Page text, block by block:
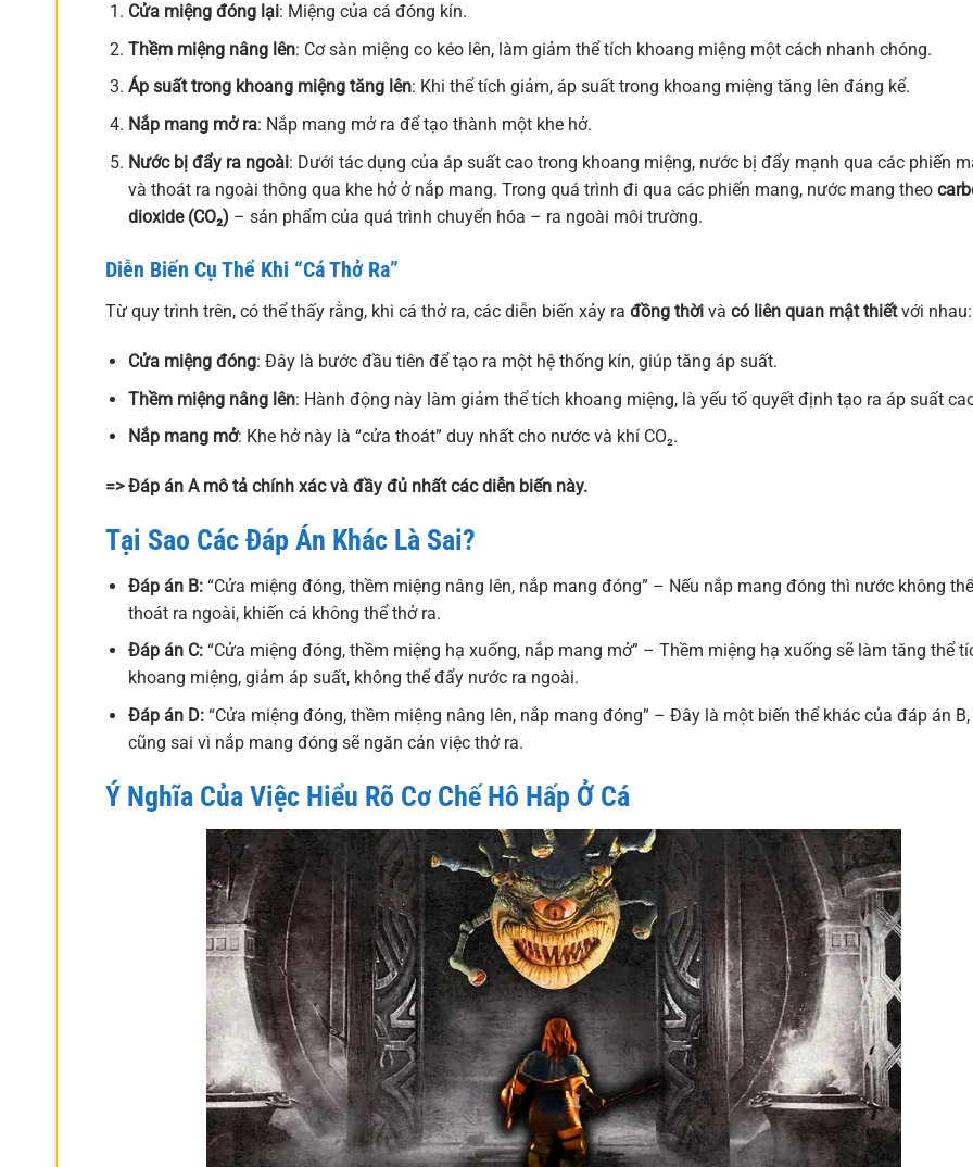
Cửa miệng đóng lại: Miệng của cá đóng kín.
Thềm miệng nâng lên: Cơ sàn miệng co kéo lên, làm giảm thể tích khoang miệng một cách nhanh chóng.
Áp suất trong khoang miệng tăng lên: Khi thể tích giảm, áp suất trong khoang miệng tăng lên đáng kể.
Nắp mang mở ra: Nắp mang mở ra để tạo thành một khe hở.
Nước bị đẩy ra ngoài: Dưới tác dụng của áp suất cao trong khoang miệng, nước bị đẩy mạnh qua các phiến
và thoát ra ngoài thông qua khe hở ở nắp mang. Trong quá trình đi qua các phiến mang, nước mang theo
dioxide (CO₂) – sản phẩm của quá trình chuyển hóa – ra ngoài môi trường.
Diễn Biến Cụ Thể Khi “Cá Thở Ra”
Từ quy trình trên, có thể thấy rằng, khi cá thở ra, các diễn biến xảy ra đồng thời và có liên quan mật thiếtvới nhau:
Cửa miệng đóng: Đây là bước đầu tiên để tạo ra một hệ thống kín, giúp tăng áp suất.
Thềm miệng nâng lên: Hành động này làm giảm thể tích khoang miệng, là yếu tố quyết định tạo ra áp suất
Nắp mang mở: Khe hở này là “cửa thoát” duy nhất cho nước và khí CO₂.
=> Đáp án A mô tả chính xác và đầy đủ nhất các diễn biến này.
Tại Sao Các Đáp Án Khác Là Sai?
Đáp án B:“Cửa miệng đóng, thềm miệng nâng lên, nắp mang đóng” – Nếu nắp mang đóng thì nước không thể
thoát ra ngoài, khiến cá không thể thở ra.
Đáp án C:“Cửa miệng đóng, thềm miệng hạ xuống, nắp mang mở” – Thềm miệng hạ xuống sẽ làm tăng thể
khoang miệng, giảm áp suất, không thể đẩy nước ra ngoài.
Đáp án D:“Cửa miệng đóng, thềm miệng nâng lên, nắp mang đóng” – Đây là một biến thể khác của đáp án B,
cũng sai vì nắp mang đóng sẽ ngăn cản việc thở ra.
Ý Nghĩa Của Việc Hiểu Rõ Cơ Chế Hô Hấp Ở Cá